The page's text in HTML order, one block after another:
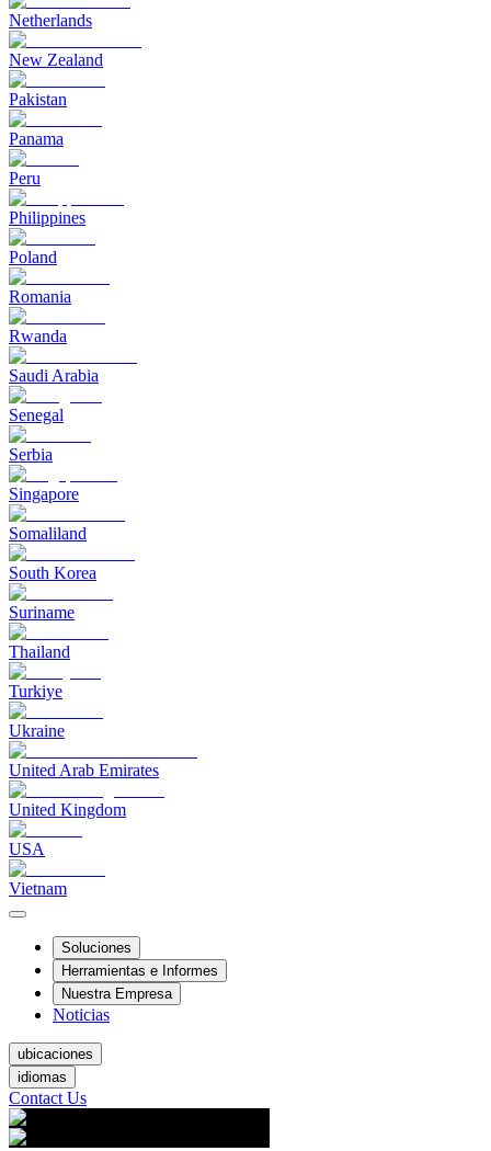
Netherlands
New Zealand
Pakistan
Panama
Peru
Philippines
Poland
Romania
Rwanda
Saudi Arabia
Senegal
Serbia
Singapore
Somaliland
South Korea
Suriname
Thailand
Turkiye
Ukraine
United Arab Emirates
United Kingdom
USA
Vietnam
Soluciones
Herramientas e Informes
Nuestra Empresa
Noticias
ubicaciones
idiomas
Contact Us